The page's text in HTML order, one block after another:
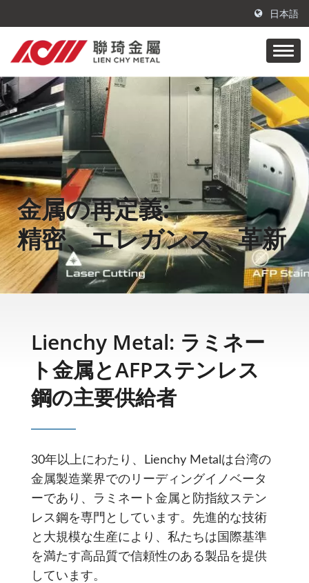
日本語
金属の再定義:
精密、エレガンス、革新
Lienchy Metal: ラミネー
ト金属とAFPステンレス
鋼の主要供給者
30年以上にわたり、Lienchy Metalは台湾の
金属製造業界でのリーディングイノベータ
ーであり、ラミネート金属と防指紋ステン
レス鋼を専門としています。先進的な技術
と大規模な生産により、私たちは国際基準
を満たす高品質で信頼性のある製品を提供
しています。